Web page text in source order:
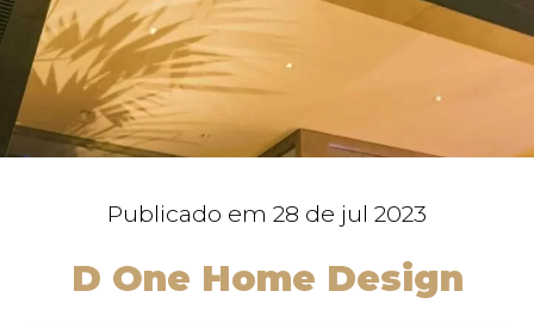
Publicado em 28 de jul 2023
D One Home Design